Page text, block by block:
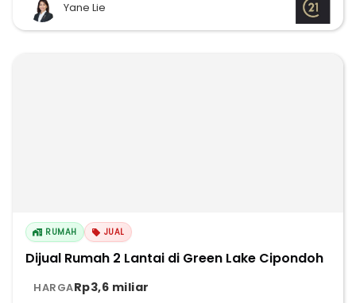
Yane Lie
RUMAH JUAL
Dijual Rumah 2 Lantai di Green Lake Cipondoh
HARGARp3,6 miliar